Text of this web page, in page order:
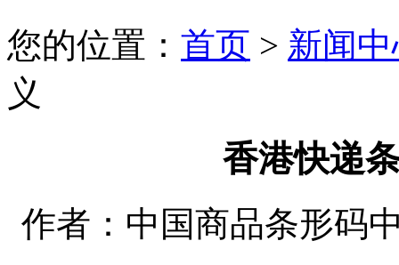
您的位置： 首页 > 新闻
义
香港快递
作者：中国商品条形码